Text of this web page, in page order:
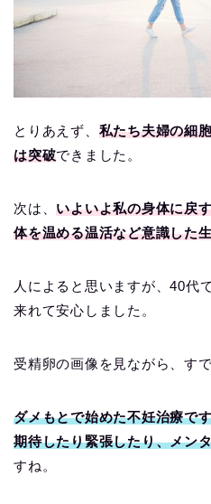
とりあえず、 私たち夫婦の細
は突破できました。
次は、いよいよ私の身体に戻
体を温める温活など意識した
人によると思いますが、40代
来れて安心しました。
受精卵の画像を見ながら、す
ダメもとで始めた不妊治療で
期待したり緊張したり、メン
すね。